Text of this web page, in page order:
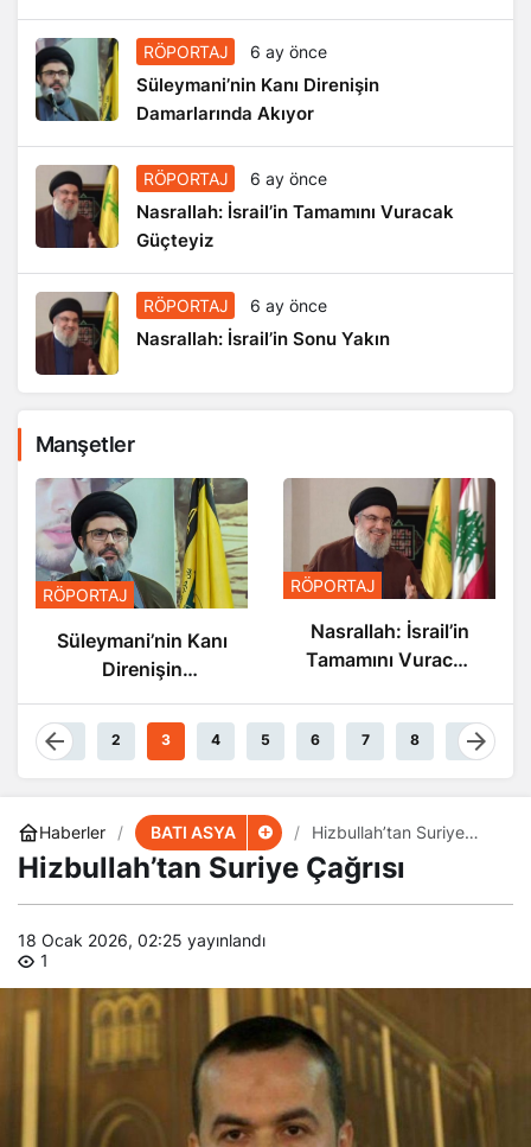
RÖPORTAJ 6 ay önce
Süleymani’nin Kanı Direnişin
Damarlarında Akıyor
RÖPORTAJ 6 ay önce
Nasrallah: İsrail’in Tamamını Vuracak
Güçteyiz
RÖPORTAJ 6 ay önce
Nasrallah: İsrail’in Sonu Yakın
Manşetler
RÖPORTAJ
Süleymani’nin Kanı
Direnişin
Akıyor
RÖPORTAJ
Nasrallah: İsrail’in
Tamamını Vuracak
1 2 3 4 5 6 7 8 9
Haberler BATI ASYA
Hizbullah’tan Suriye
Çağrısı
Hizbullah’tan Suriye Çağrısı
18 Ocak 2026, 02:25 yayınlandı
1